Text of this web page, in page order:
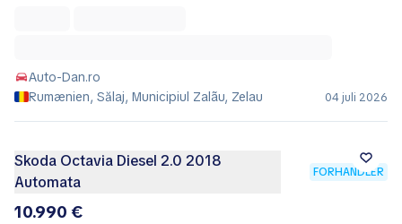
Auto-Dan.ro
Rumænien, Sălaj, Municipiul Zalãu, Zelau
04 juli 2026
Skoda Octavia Diesel 2.0 2018
Automata
FORHANDLER
10.990 €